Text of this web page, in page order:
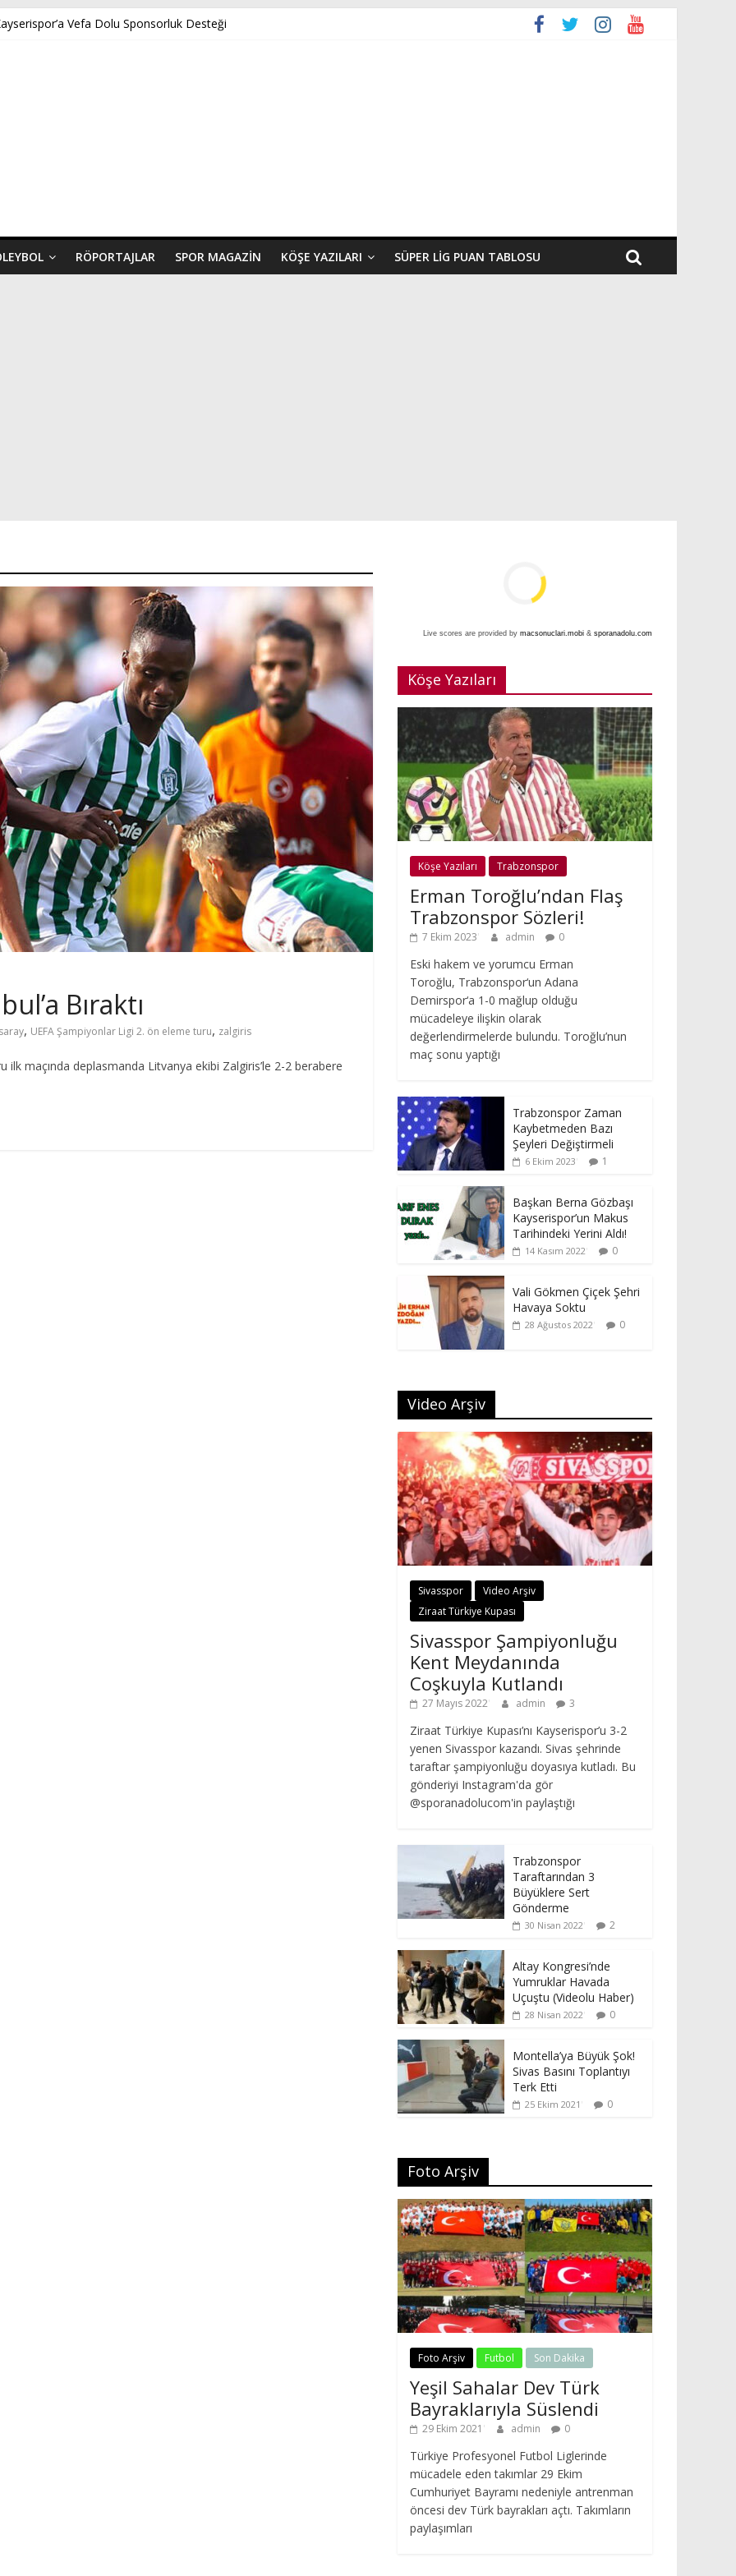
Vefa Dolu Sponsorluk Desteği
RÖPORTAJLAR SPOR MAGAZIN KÖŞE YAZILARI SÜPER LIG PUAN TABLOSU
Bıraktı
, UEFA Şampiyonlar Ligi 2. ön eleme turu, zalgiris
maçında deplasmanda Litvanya ekibi Zalgiris’le 2-2 berabere
Live scores are provided by macsonuclari.mobi & sporanadolu.com
Köşe Yazıları
Köşe Yazıları Trabzonspor
Erman Toroğlu’ndan Flaş
Trabzonspor Sözleri!
7 Ekim 2023 admin 0
Eski hakem ve yorumcu Erman
Toroğlu, Trabzonspor‘un Adana
Demirspor‘a 1-0 mağlup olduğu
mücadeleye ilişkin olarak
değerlendirmelerde bulundu. Toroğlu’nun
maç sonu yaptığı
Trabzonspor Zaman
Kaybetmeden Bazı
Şeyleri Değiştirmeli
6 Ekim 2023 1
Başkan Berna Gözbaşı
Kayserispor’un Makus
Tarihindeki Yerini Aldı!
14 Kasım 2022 0
Vali Gökmen Çiçek Şehri
Havaya Soktu
28 Ağustos 2022 0
Video Arşiv
Sivasspor
Video Arşiv
Ziraat Türkiye Kupası
Sivasspor Şampiyonluğu
Kent Meydanında
Coşkuyla Kutlandı
27 Mayıs 2022 admin 3
Ziraat Türkiye Kupası’nı Kayserispor’u 3-2
yenen Sivasspor kazandı. Sivas şehrinde
taraftar şampiyonluğu doyasıya kutladı. Bu
gönderiyi Instagram'da gör
@sporanadolucom'in paylaştığı
Trabzonspor
Taraftarından 3
Büyüklere Sert
Gönderme
30 Nisan 2022 2
Altay Kongresi’nde
Yumruklar Havada
Uçuştu (Videolu Haber)
28 Nisan 2022 0
Montella’ya Büyük Şok!
Sivas Basını Toplantıyı
Terk Etti
25 Ekim 2021 0
Foto Arşiv
Foto Arşiv Futbol Son Dakika
Yeşil Sahalar Dev Türk
Bayraklarıyla Süslendi
29 Ekim 2021 admin 0
Türkiye Profesyonel Futbol Liglerinde
mücadele eden takımlar 29 Ekim
Cumhuriyet Bayramı nedeniyle antrenman
öncesi dev Türk bayrakları açtı. Takımların
paylaşımları